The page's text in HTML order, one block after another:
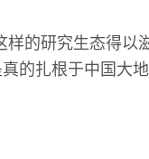
的研究生态得以
的扎根于中国大